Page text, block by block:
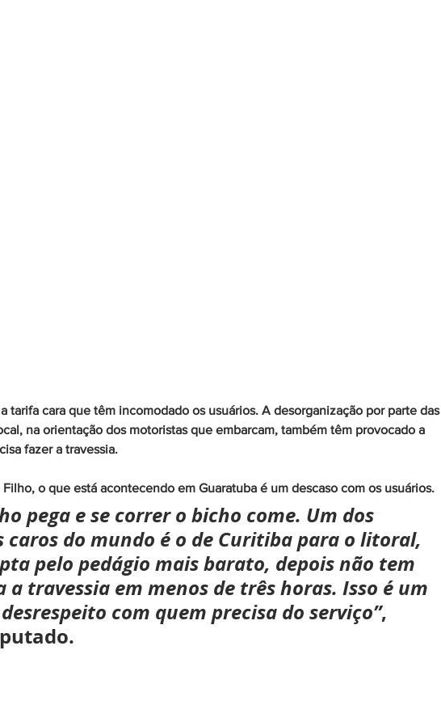
tarifa cara que têm incomodado os usuários. A desorganização por parte das
na orientação dos motoristas que embarcam, também têm provocado a
fazer a travessia.
o que está acontecendo em Guaratuba é um descaso com os usuários.
pega e se correr o bicho come. Um dos
caros do mundo é o de Curitiba para o litoral,
pelo pedágio mais barato, depois não tem
a travessia em menos de três horas. Isso é um
com quem precisa do serviço”,